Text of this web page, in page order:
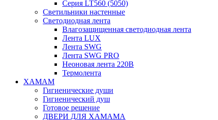
Серия LT560 (5050)
Светильники настенные
Светодиодная лента
Влагозащищенная светодиодная лента
Лента LUX
Лента SWG
Лента SWG PRO
Неоновая лента 220В
Термолента
ХАМАМ
Гигиенические души
Гигиенический душ
Готовое решение
ДВЕРИ ДЛЯ ХАМАМА